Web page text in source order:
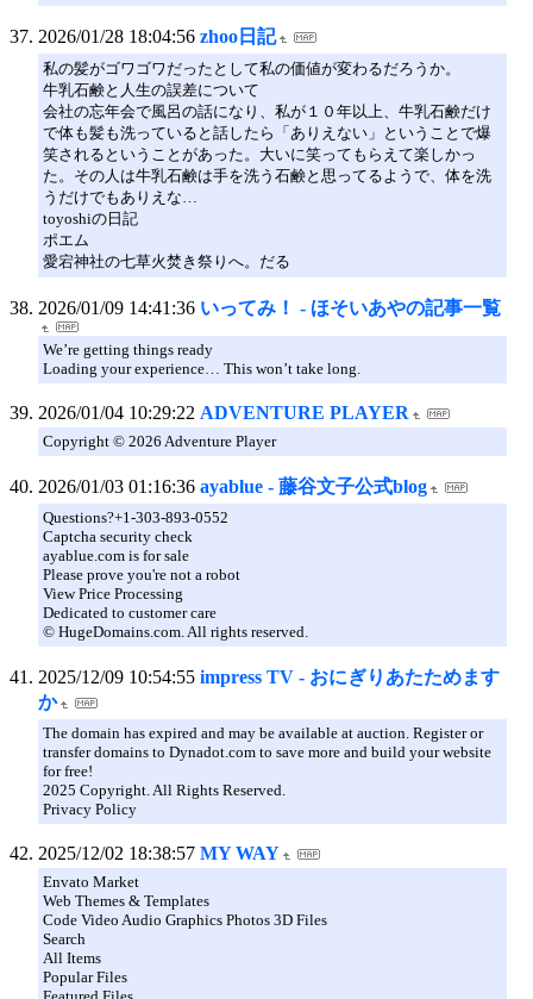
2026/01/28 18:04:56 zhoo日記
私の髪がゴワゴワだったとして私の価値が変わるだろうか。
牛乳石鹸と人生の誤差について
会社の忘年会で風呂の話になり、私が１０年以上、牛乳石鹸だけ
で体も髪も洗っていると話したら「ありえない」ということで爆
笑されるということがあった。大いに笑ってもらえて楽しかっ
た。その人は牛乳石鹸は手を洗う石鹸と思ってるようで、体を洗
うだけでもありえな…
toyoshiの日記
ポエム
愛宕神社の七草火焚き祭りへ。だる
2026/01/09 14:41:36 いってみ！ - ほそいあやの記事一覧
We’re getting things ready
Loading your experience… This won’t take long.
2026/01/04 10:29:22 ADVENTURE PLAYER
Copyright © 2026 Adventure Player
2026/01/03 01:16:36 ayablue - 藤谷文子公式blog
Questions?+1-303-893-0552
Captcha security check
ayablue.com is for sale
Please prove you're not a robot
View Price Processing
Dedicated to customer care
© HugeDomains.com. All rights reserved.
2025/12/09 10:54:55 impress TV - おにぎりあたためます
か
The domain has expired and may be available at auction. Register or
transfer domains to Dynadot.com to save more and build your website
for free!
2025 Copyright. All Rights Reserved.
Privacy Policy
2025/12/02 18:38:57 MY WAY
Envato Market
Web Themes & Templates
Code Video Audio Graphics Photos 3D Files
Search
All Items
Popular Files